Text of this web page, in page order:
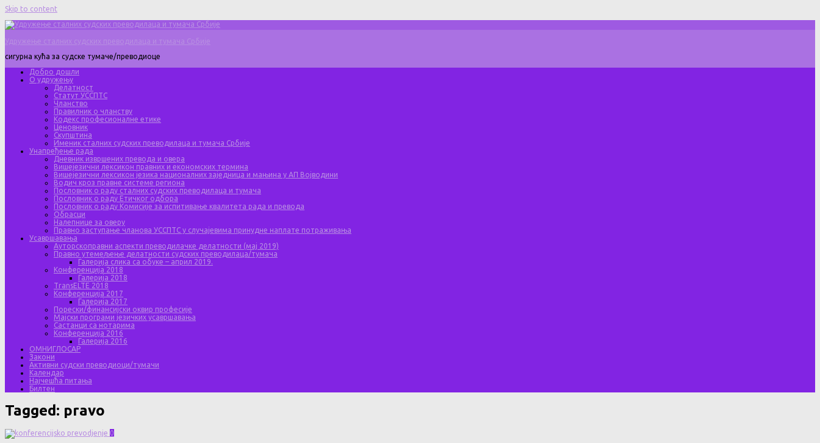
Skip to content
Удружење сталних судских преводилаца и тумача Србије
сигурна кућа за судске тумаче/преводиоце
Добро дошли
О удружењу
Делатност
Статут УССПТС
Чланство
Правилник о чланству
Кодекс професионалне етике
Ценовник
Скупштина
Именик сталних судских преводилаца и тумача Србије
Унапређење рада
Дневник извршених превода и овера
Вишејезични лексикон правних и економских термина
Вишејезични лексикон језика националних заједница и мањина у АП Војводини
Водич кроз правне системе региона
Пословник о раду сталних судских преводилаца и тумача
Пословник о раду Етичког одбора
Пословник о раду Комисије за испитивање квалитета рада и превода
Обрасци
Налепнице за оверу
Правно заступање чланова УССПТС у случајевима принудне наплате потраживања
Усавршавања
Ауторскоправни аспекти преводилачке делатности (мај 2019)
Правно утемељење делатности судских преводилаца/тумача
Галерија слика са обуке – април 2019.
Конференција 2018
Галерија 2018
TransELTE 2018
Конференција 2017
Галерија 2017
Порески/финансијски оквир професије
Мајски програми језичких усавршавања
Састанци са нотарима
Конференција 2016
Галерија 2016
ОМНИГЛОСАР
Закони
Активни судски преводиоци/тумачи
Календар
Најчешћа питања
Билтен
Tagged: pravo
0